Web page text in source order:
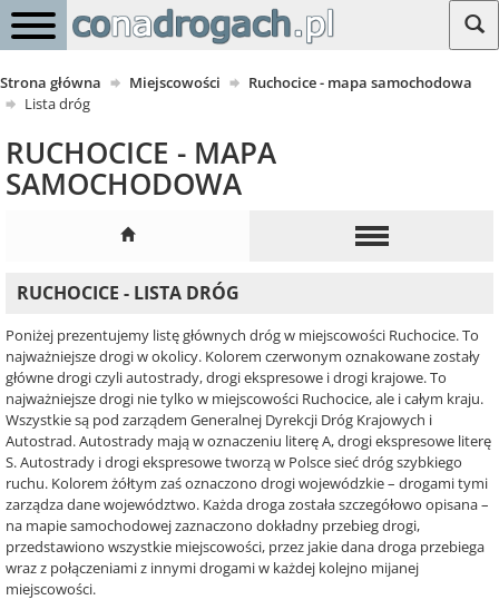
Strona główna Miejscowości
Ruchocice - mapa samochodowa
Lista dróg
RUCHOCICE - MAPA
SAMOCHODOWA
RUCHOCICE - LISTA DRÓG
Poniżej prezentujemy listę głównych dróg w miejscowości Ruchocice. To
najważniejsze drogi w okolicy. Kolorem czerwonym oznakowane zostały
główne drogi czyli autostrady, drogi ekspresowe i drogi krajowe. To
najważniejsze drogi nie tylko w miejscowości Ruchocice, ale i całym kraju.
Wszystkie są pod zarządem Generalnej Dyrekcji Dróg Krajowych i
Autostrad. Autostrady mają w oznaczeniu literę A, drogi ekspresowe literę
S. Autostrady i drogi ekspresowe tworzą w Polsce sieć dróg szybkiego
ruchu. Kolorem żółtym zaś oznaczono drogi wojewódzkie – drogami tymi
zarządza dane województwo. Każda droga została szczegółowo opisana –
na mapie samochodowej zaznaczono dokładny przebieg drogi,
przedstawiono wszystkie miejscowości, przez jakie dana droga przebiega
wraz z połączeniami z innymi drogami w każdej kolejno mijanej
miejscowości.